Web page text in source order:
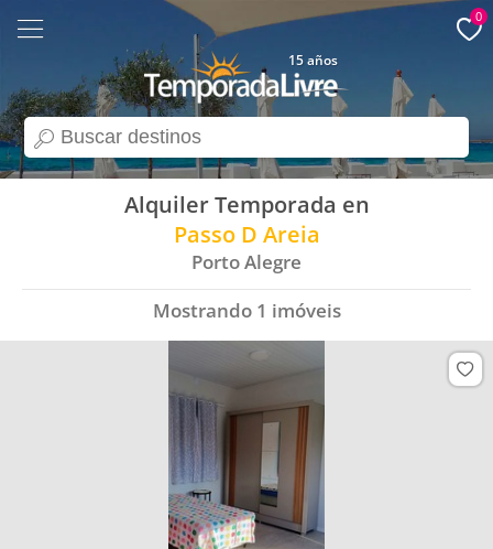
search
15 años
0
Alquiler Temporada en
Passo D Areia
Porto Alegre
Mostrando 1 imóveis